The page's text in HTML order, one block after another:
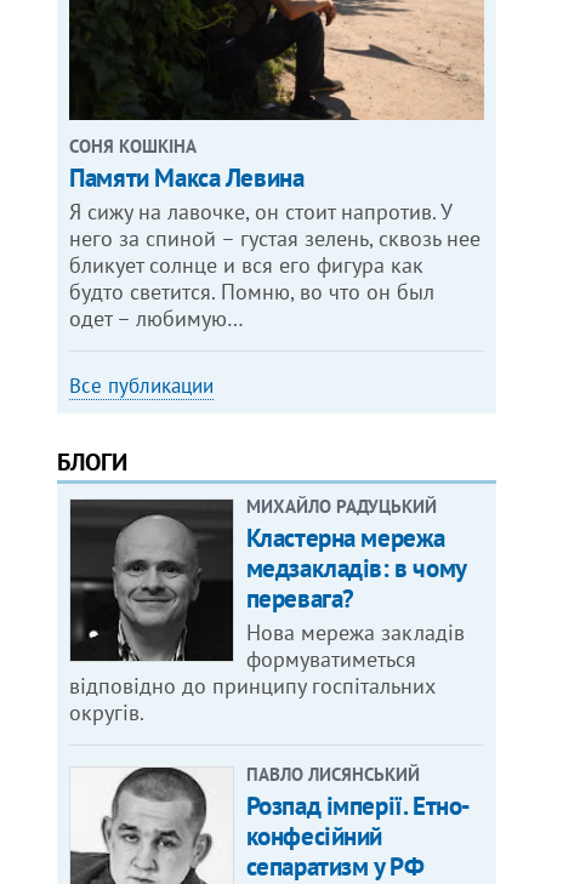
СОНЯ КОШКІНА
Памяти Макса Левина
Я сижу на лавочке, он стоит напротив. У
него за спиной – густая зелень, сквозь нее
бликует солнце и вся его фигура как
будто светится. Помню, во что он был
одет – любимую…
Все публикации
БЛОГИ
МИХАЙЛО РАДУЦЬКИЙ
Кластерна мережа
медзакладів: в чому
перевага?
Нова мережа закладів
формуватиметься
відповідно до принципу госпітальних
округів.
ПАВЛО ЛИСЯНСЬКИЙ
Розпад імперії. Етно-
конфесійний
сепаратизм у РФ